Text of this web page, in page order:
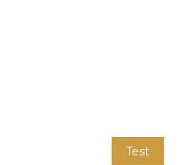
Test